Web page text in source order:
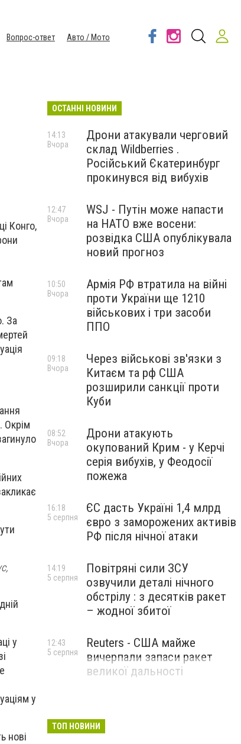
Вопрос-ответ
Авто / Мото
Конго,
За
Окрім
у
у
нові
ОСТАННІ НОВИНИ
Дрони атакували черговий
склад Wildberries .
Російський Єкатеринбург
прокинувся від вибухів
14:13
Вчора
WSJ - Путін може напасти
на НАТО вже восени:
розвідка США опублікувала
новий прогноз
12:47
Вчора
Армія РФ втратила на війні
проти України ще 1210
військових і три засоби
ППО
10:50
Вчора
Через військові зв'язки з
Китаєм та рф США
розширили санкції проти
Куби
09:18
Вчора
Дрони атакують
окупований Крим - у Керчі
серія вибухів, у Феодосії
пожежа
08:52
Вчора
ЄС дасть Україні 1,4 млрд
євро з заморожених активів
РФ після нічної атаки
16:18
5 серпня
Повітряні сили ЗСУ
озвучили деталі нічного
обстрілу : з десятків ракет
– жодної збитої
14:19
5 серпня
Reuters - США майже
вичерпали запаси ракет
великої дальності
12:43
5 серпня
ТОП НОВИНИ